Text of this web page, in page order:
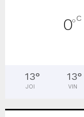
0°C
13°
JOI
13°
VIN